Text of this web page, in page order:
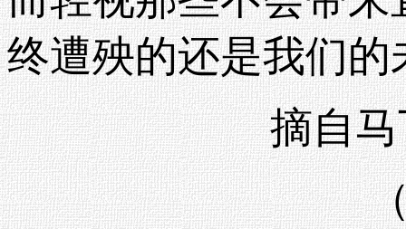
终遭殃的还是我们的
摘自